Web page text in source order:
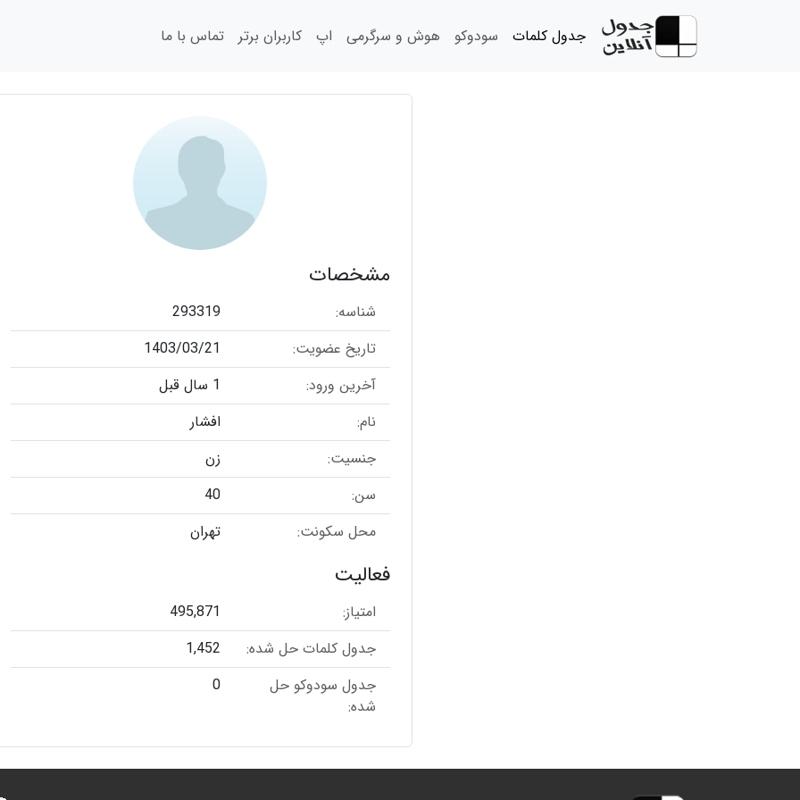
جدول کلمات سودوکو هوش و سرگرمی اپ کاربران برتر تماس با ما
مشخصات
شناسه:
293319
تاریخ عضویت:
1403/03/21
آخرین ورود:
1 سال قبل
نام:
افشار
جنسیت:
زن
سن:
40
محل سکونت:
تهران
فعالیت
امتیاز:
495,871
جدول کلمات حل شده:
1,452
جدول سودوکو حل
شده:
0